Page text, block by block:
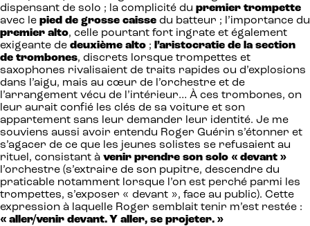
dispensant de solo ; la complicité du premier trompette
avec le pied de grosse caisse du batteur ; l’importance du
premier alto, celle pourtant fort ingrate et également
exigeante de deuxième alto ; l’aristocratie de la section
de trombones, discrets lorsque trompettes et
saxophones rivalisaient de traits rapides ou d’explosions
dans l’aigu, mais au cœur de l’orchestre et de
l’arrangement vécu de l’intérieur… À ces trombones, on
leur aurait confié les clés de sa voiture et son
appartement sans leur demander leur identité. Je me
souviens aussi avoir entendu Roger Guérin s’étonner et
s’agacer de ce que les jeunes solistes se refusaient au
rituel, consistant à venir prendre son solo « devant »
l’orchestre (s’extraire de son pupitre, descendre du
praticable notamment lorsque l’on est perché parmi les
trompettes, s’exposer « devant », face au public). Cette
expression à laquelle Roger semblait tenir m’est restée :
« aller/venir devant. Y aller, se projeter. »